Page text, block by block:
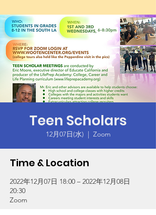
Teen Scholars
12月07日(水)
  |
Zoom
Time & Location
2022年12月07日 18:00 – 2022年12月08日
20:30
Zoom